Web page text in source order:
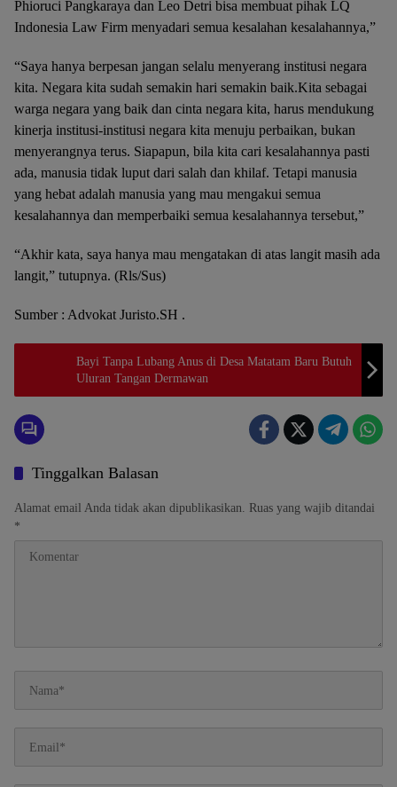
Phioruci Pangkaraya dan Leo Detri bisa membuat pihak LQ
Indonesia Law Firm menyadari semua kesalahan kesalahannya,”
“Saya hanya berpesan jangan selalu menyerang institusi negara
kita. Negara kita sudah semakin hari semakin baik.Kita sebagai
warga negara yang baik dan cinta negara kita, harus mendukung
kinerja institusi-institusi negara kita menuju perbaikan, bukan
menyerangnya terus. Siapapun, bila kita cari kesalahannya pasti
ada, manusia tidak luput dari salah dan khilaf. Tetapi manusia
yang hebat adalah manusia yang mau mengakui semua
kesalahannya dan memperbaiki semua kesalahannya tersebut,”
“Akhir kata, saya hanya mau mengatakan di atas langit masih ada
langit,” tutupnya. (Rls/Sus)
Sumber : Advokat Juristo.SH .
Bayi Tanpa Lubang Anus di Desa Matatam Baru Butuh
Uluran Tangan Dermawan
Tinggalkan Balasan
Alamat email Anda tidak akan dipublikasikan. Ruas yang wajib ditandai
*